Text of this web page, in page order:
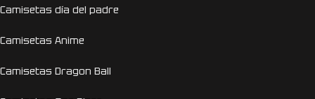
Camisetas día del padre
Camisetas Anime
Camisetas Dragon Ball